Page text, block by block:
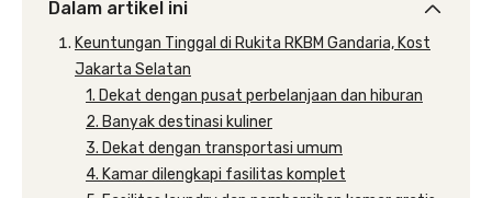
Dalam artikel ini
Keuntungan Tinggal di Rukita RKBM Gandaria, Kost
Jakarta Selatan
1. Dekat dengan pusat perbelanjaan dan hiburan
2. Banyak destinasi kuliner
3. Dekat dengan transportasi umum
4. Kamar dilengkapi fasilitas komplet